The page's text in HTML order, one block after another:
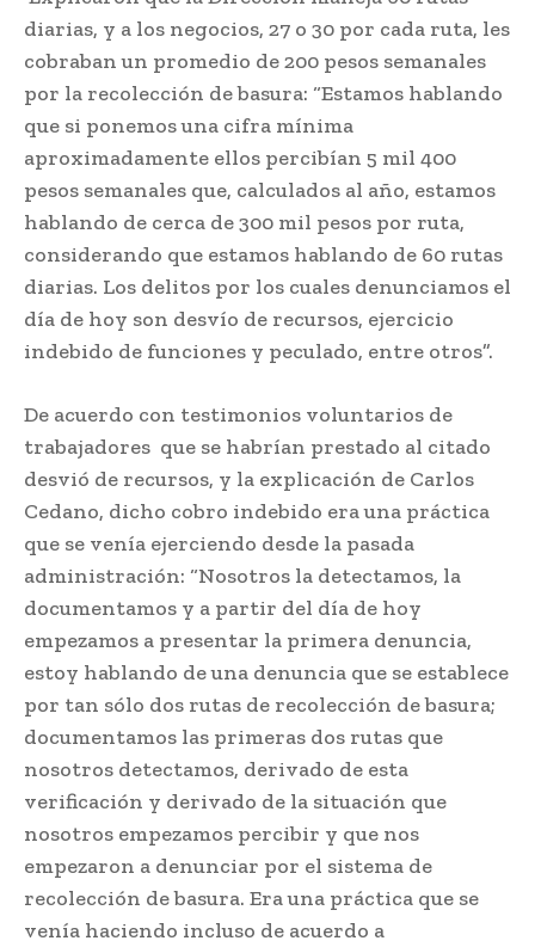
diarias, y a los negocios, 27 o 30 por cada ruta, les
cobraban un promedio de 200 pesos semanales
por la recolección de basura: “Estamos hablando
que si ponemos una cifra mínima
aproximadamente ellos percibían 5 mil 400
pesos semanales que, calculados al año, estamos
hablando de cerca de 300 mil pesos por ruta,
considerando que estamos hablando de 60 rutas
diarias. Los delitos por los cuales denunciamos el
día de hoy son desvío de recursos, ejercicio
indebido de funciones y peculado, entre otros”.
De acuerdo con testimonios voluntarios de
trabajadores que se habrían prestado al citado
desvió de recursos, y la explicación de Carlos
Cedano, dicho cobro indebido era una práctica
que se venía ejerciendo desde la pasada
administración: “Nosotros la detectamos, la
documentamos y a partir del día de hoy
empezamos a presentar la primera denuncia,
estoy hablando de una denuncia que se establece
por tan sólo dos rutas de recolección de basura;
documentamos las primeras dos rutas que
nosotros detectamos, derivado de esta
verificación y derivado de la situación que
nosotros empezamos percibir y que nos
empezaron a denunciar por el sistema de
recolección de basura. Era una práctica que se
venía haciendo incluso de acuerdo a